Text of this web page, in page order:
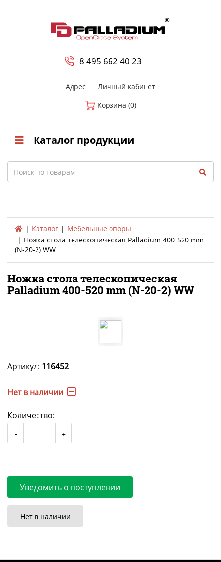
8 495 662 40 23
Адрес
Личный кабинет
Корзина (0)
Каталог продукции
Search
Каталог
Мебельные опоры
Ножка стола телескопическая Palladium 400-520 mm
(N-20-2) WW
Ножка стола телескопическая
Palladium 400-520 mm (N-20-2) WW
Артикул: 116452
Нет в наличии
Количество:
Уведомить о поступлении
Нет в наличии